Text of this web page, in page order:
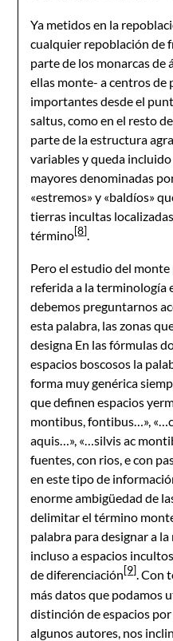
Ya metidos en la
cualquier repoblación de
parte de los monarcas de
ellas monte- a centros de
importantes desde el
saltus, como en el resto
parte de la estructura
variables y queda
mayores denominadas
«estremos» y «baldíos»
tierras incultas
término[8].
Pero el estudio del
referida a la terminología
debemos preguntarnos
esta palabra, las zonas
designa En las fórmulas
espacios boscosos la
forma muy genérica
que definen espacios
montibus, fontibus…»,
aquis…», «…silvis ac
fuentes, con rios, e con
en este tipo de
enorme ambigüedad de
delimitar el término
palabra para designar a
incluso a espacios
de diferenciación[9]. Con
más datos que podamos
distinción de espacios
algunos autores, nos